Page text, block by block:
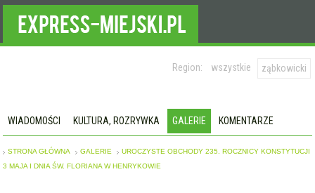
Region: wszystkie ząbkowicki
WIADOMOŚCI KULTURA, ROZRYWKA GALERIE KOMENTARZE
STRONA GŁÓWNA GALERIE
UROCZYSTE OBCHODY 235. ROCZNICY KONSTYTUCJI
3 MAJA I DNIA ŚW. FLORIANA W HENRYKOWIE